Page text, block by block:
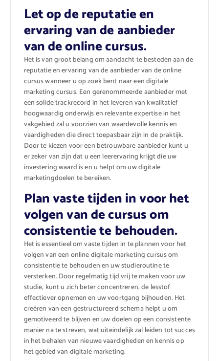
Let op de reputatie en
ervaring van de aanbieder
van de online cursus.
Het is van groot belang om aandacht te besteden aan de
reputatie en ervaring van de aanbieder van de online
cursus wanneer u op zoek bent naar een digitale
marketing cursus. Een gerenommeerde aanbieder met
een solide trackrecord in het leveren van kwalitatief
hoogwaardig onderwijs en relevante expertise in het
vakgebied zal u voorzien van waardevolle kennis en
vaardigheden die direct toepasbaar zijn in de praktijk.
Door te kiezen voor een betrouwbare aanbieder kunt u
er zeker van zijn dat u een leerervaring krijgt die uw
investering waard is en u helpt om uw digitale
marketingdoelen te bereiken.
Plan vaste tijden in voor het
volgen van de cursus om
consistentie te behouden.
Het is essentieel om vaste tijden in te plannen voor het
volgen van een online digitale marketing cursus om
consistentie te behouden en uw studieroutine te
versterken. Door regelmatig tijd vrij te maken voor uw
studie, kunt u zich beter concentreren, de lesstof
effectiever opnemen en uw voortgang bijhouden. Het
creëren van een gestructureerd schema helpt u om
gemotiveerd te blijven en uw doelen op een consistente
manier na te streven, wat uiteindelijk zal leiden tot succes
in het behalen van nieuwe vaardigheden en kennis op
het gebied van digitale marketing.